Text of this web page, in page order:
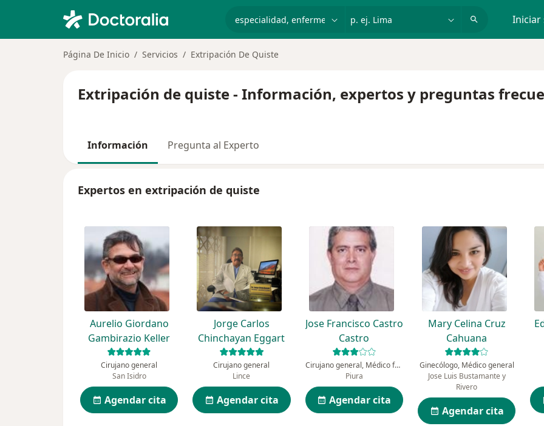
Iniciar
Página De Inicio Servicios Extripación De Quiste
Extripación de quiste - Información, expertos y preguntas
Información Pregunta al Experto
Expertos en extripación de quiste
Aurelio Giordano
Gambirazio Keller
Cirujano general
San Isidro
Agendar cita
Jorge Carlos
Chinchayan Eggart
Cirujano general
Lince
Agendar cita
Jose Francisco Castro
Castro
Cirujano general, Médico familiar
Piura
Agendar cita
Mary Celina Cruz
Cahuana
Ginecólogo, Médico general
Jose Luis Bustamante y
Rivero
Agendar cita